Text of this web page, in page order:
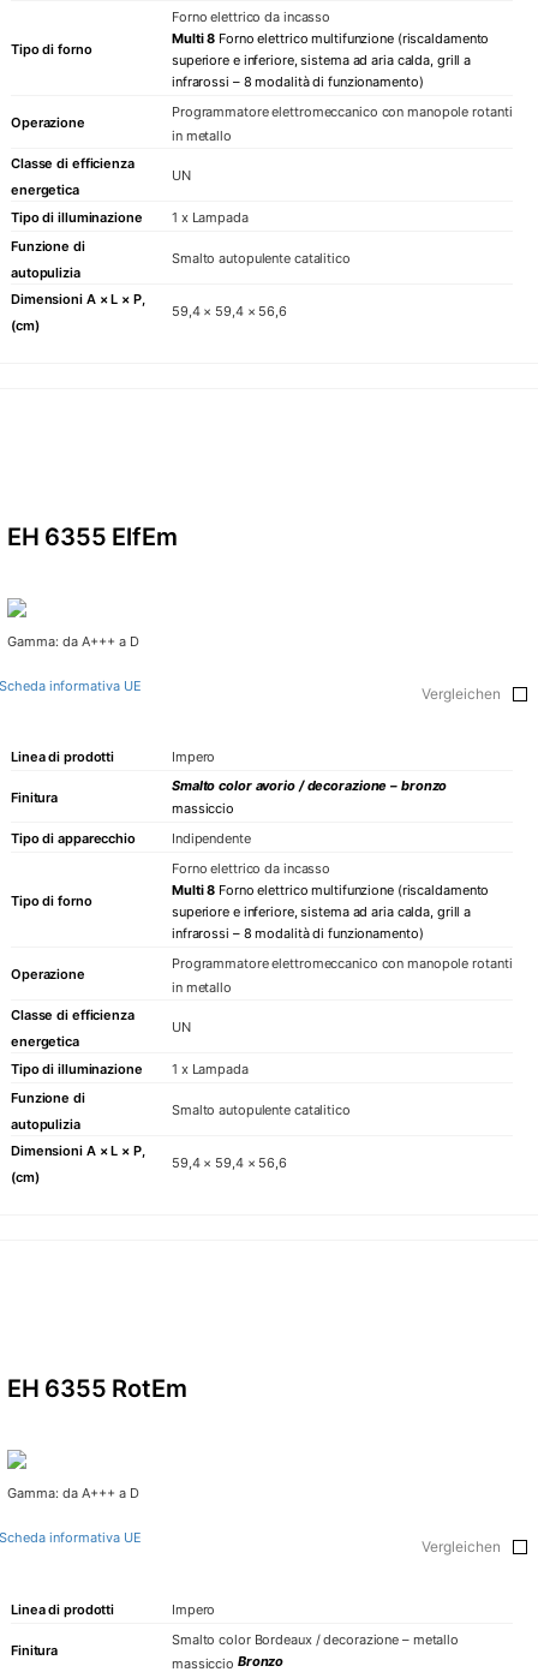
Tipo di forno
Forno elettrico da incasso
Multi 8 Forno elettrico multifunzione (riscaldamento
superiore e inferiore, sistema ad aria calda, grill a
infrarossi – 8 modalità di funzionamento)
Operazione
Programmatore elettromeccanico con manopole rotanti
in metallo
Classe di efficienza
energetica
UN
Tipo di illuminazione
1 x Lampada
Funzione di
autopulizia
Smalto autopulente catalitico
Dimensioni A × L × P,
(cm)
59,4 × 59,4 × 56,6
EH 6355 ElfEm
Gamma: da A+++ a D
Scheda informativa UE Vergleichen
Linea di prodotti Impero
Finitura
Smalto color avorio / decorazione – bronzo
massiccio
Tipo di apparecchio
Indipendente
Tipo di forno
Forno elettrico da incasso
Multi 8 Forno elettrico multifunzione (riscaldamento
superiore e inferiore, sistema ad aria calda, grill a
infrarossi – 8 modalità di funzionamento)
Operazione
Programmatore elettromeccanico con manopole rotanti
in metallo
Classe di efficienza
energetica
UN
Tipo di illuminazione
1 x Lampada
Funzione di
autopulizia
Smalto autopulente catalitico
Dimensioni A × L × P,
(cm)
59,4 × 59,4 × 56,6
EH 6355 RotEm
Gamma: da A+++ a D
Scheda informativa UE Vergleichen
Linea di prodotti Impero
Finitura
Smalto color Bordeaux / decorazione – metallo
massiccio Bronzo